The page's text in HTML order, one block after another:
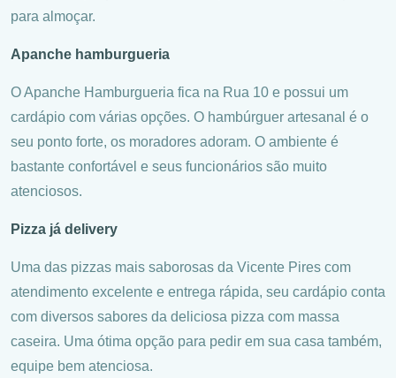
para almoçar.
Apanche hamburgueria
O Apanche Hamburgueria fica na Rua 10 e possui um
cardápio com várias opções. O hambúrguer artesanal é o
seu ponto forte, os moradores adoram. O ambiente é
bastante confortável e seus funcionários são muito
atenciosos.
Pizza já delivery
Uma das pizzas mais saborosas da Vicente Pires com
atendimento excelente e entrega rápida, seu cardápio conta
com diversos sabores da deliciosa pizza com massa
caseira. Uma ótima opção para pedir em sua casa também,
equipe bem atenciosa.